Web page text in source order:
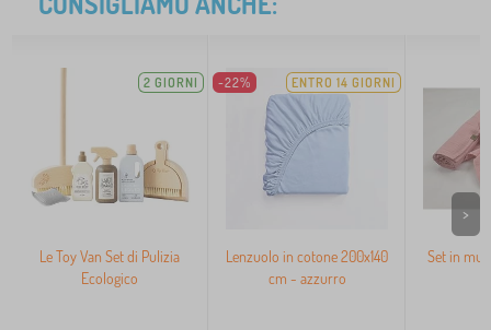
2 GIORNI
Le Toy Van Set di Pulizia
Ecologico
-22% ENTRO 14 GIORNI
Lenzuolo in cotone 200x140
cm - azzurro
Set in
>